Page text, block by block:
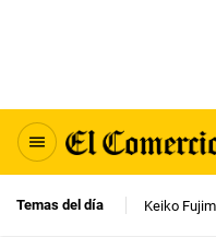
Temas del día Keiko